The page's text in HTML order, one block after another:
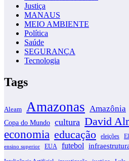
Justiça
MANAUS
MEIO AMBIENTE
Política
Saúde
SEGURANÇA
Tecnologia
Tags
Aleam Amazonas Amazônia
Copa do Mundo cultura David
economia educação eleições
ensino superior EUA futebol